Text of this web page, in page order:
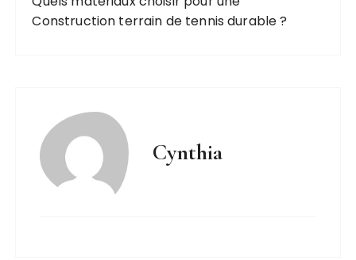
Construction terrain de tennis durable ?
Cynthia